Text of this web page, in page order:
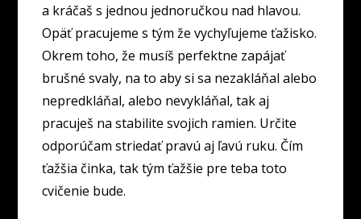
a kráčaš s jednou jednoručkou nad hlavou.
Opäť pracujeme s tým že vychyľujeme ťažisko.
Okrem toho, že musíš perfektne zapájať
brušné svaly, na to aby si sa nezakláňal alebo
nepredkláňal, alebo nevykláňal, tak aj
pracuješ na stabilite svojich ramien. Určite
odporúčam striedať pravú aj ľavú ruku. Čím
ťažšia činka, tak tým ťažšie pre teba toto
cvičenie bude.